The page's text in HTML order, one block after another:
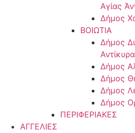
Αγίας
Δήμος
ΒΟΙΩΤΙΑ
Δήμος
Δήμος
Δήμος
Δήμος
Δήμος
ΠΕΡΙΦΕΡΙΑΚΕΣ
ΑΓΓΕΛΙΕΣ